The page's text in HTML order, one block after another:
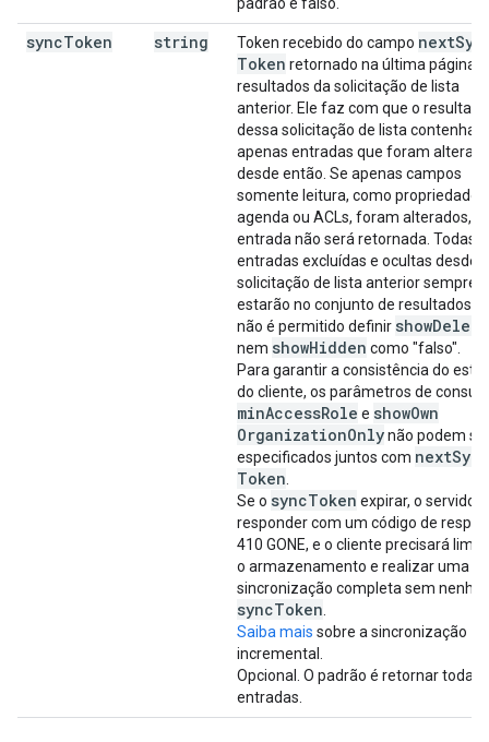
syncToken string Token recebido do campo next
Token retornado na última página
resultados da solicitação de lista
anterior. Ele faz com que o resultado
dessa solicitação de lista contenha
apenas entradas que foram
desde então. Se apenas campos
somente leitura, como propriedades
agenda ou ACLs, foram alterados, a
entrada não será retornada. Todas
entradas excluídas e ocultas desde a
solicitação de lista anterior sempre
estarão no conjunto de resultados, e
não é permitido definir show
nem showHidden como "falso".
Para garantir a consistência do
do cliente, os parâmetros de
minAccessRole e showOwn
OrganizationOnlynão podem
especificados juntos com nextSync
Token
Se o syncToken expirar, o servidor
responder com um código de
410 GONE, e o cliente precisará
o armazenamento e realizar uma
sincronização completa sem
syncToken
Saiba mais sobre a sincronização
incremental.
Opcional. O padrão é retornar todas
entradas.